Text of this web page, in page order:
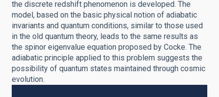
the discrete redshift phenomenon is developed. The
model, based on the basic physical notion of adiabatic
invariants and quantum conditions, similar to those used
in the old quantum theory, leads to the same results as
the spinor eigenvalue equation proposed by Cocke. The
adiabatic principle applied to this problem suggests the
possibility of quantum states maintained through cosmic
evolution.